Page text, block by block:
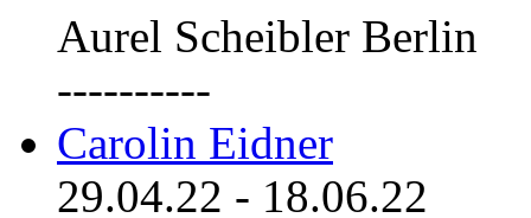
Aurel Scheibler Berlin
----------
Carolin Eidner
29.04.22 - 18.06.22